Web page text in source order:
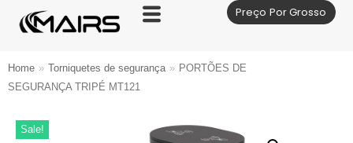
Skip
to
Preço Por Grosso
Home » Torniquetes de segurança » PORTÕES DE
SEGURANÇA TRIPÉ MT121
Sale!